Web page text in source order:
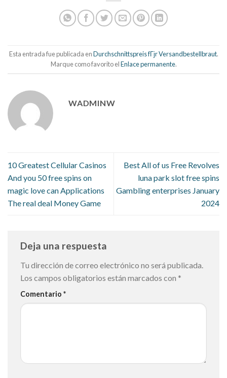
Esta entrada fue publicada enDurchschnittspreis fГјr Versandbestellbraut.
Marque como favorito elEnlace permanente.
WADMINW
10 Greatest Cellular Casinos
And you 50 free spins on
magic love can Applications
The real deal Money Game
Best All of us Free Revolves
luna park slot free spins
Gambling enterprises January
2024
Deja una respuesta
Tu dirección de correo electrónico no será publicada.
Los campos obligatorios están marcados con *
Comentario *